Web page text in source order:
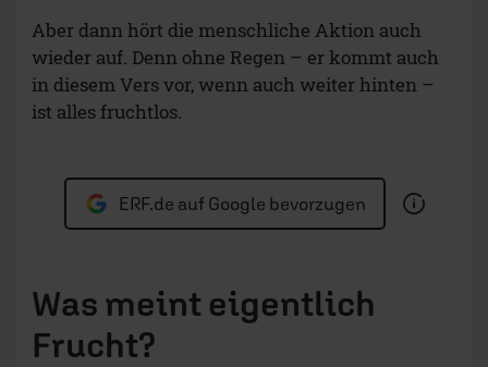
Aber dann hört die menschliche Aktion auch
wieder auf. Denn ohne Regen – er kommt auch
in diesem Vers vor, wenn auch weiter hinten –
ist alles fruchtlos.
ERF.de auf Google bevorzugen
Was meint eigentlich
Frucht?